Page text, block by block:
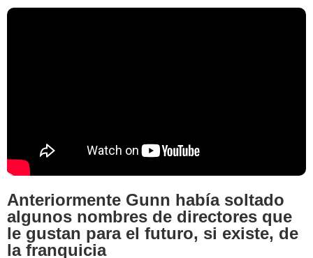
Anteriormente Gunn había soltado
algunos nombres de directores que
le gustan para el futuro, si existe, de
la franquicia